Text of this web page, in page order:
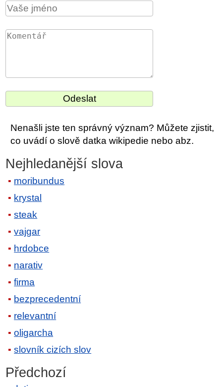
Nenašli jste ten správný význam? Můžete zjistit,
co uvádí o slově datka wikipedie nebo abz.
Nejhledanější slova
moribundus
krystal
steak
vajgar
hrdobce
narativ
firma
bezprecedentní
relevantní
oligarcha
slovník cizích slov
Předchozí